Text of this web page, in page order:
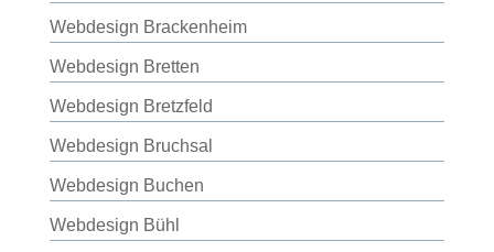
Webdesign Brackenheim
Webdesign Bretten
Webdesign Bretzfeld
Webdesign Bruchsal
Webdesign Buchen
Webdesign Bühl